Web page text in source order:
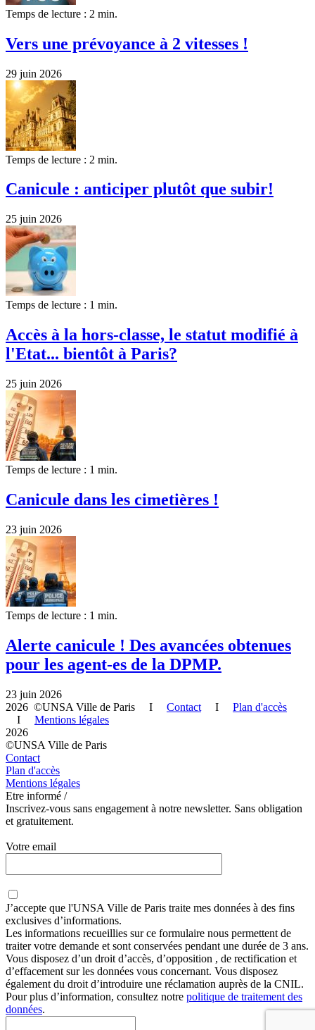
Temps de lecture : 2 min.
Vers une prévoyance à 2 vitesses !
29 juin 2026
Temps de lecture : 2 min.
Canicule : anticiper plutôt que subir!
25 juin 2026
Temps de lecture : 1 min.
Accès à la hors-classe, le statut modifié à
l'Etat... bientôt à Paris?
25 juin 2026
Temps de lecture : 1 min.
Canicule dans les cimetières !
23 juin 2026
Temps de lecture : 1 min.
Alerte canicule ! Des avancées obtenues
pour les agent-es de la DPMP.
23 juin 2026
2026 ©UNSA Ville de Paris I Contact I Plan d'accès
I Mentions légales
2026
©UNSA Ville de Paris
Contact
Plan d'accès
Mentions légales
Etre informé /
Inscrivez-vous sans engagement à notre newsletter. Sans obligation
et gratuitement.
Votre email
J’accepte que l'UNSA Ville de Paris traite mes données à des fins
exclusives d’informations.
Les informations recueillies sur ce formulaire nous permettent de
traiter votre demande et sont conservées pendant une durée de 3 ans.
Vous disposez d’un droit d’accès, d’opposition , de rectification et
d’effacement sur les données vous concernant. Vous disposez
également du droit d’introduire une réclamation auprès de la CNIL.
Pour plus d’information, consultez notre politique de traitement des
données.